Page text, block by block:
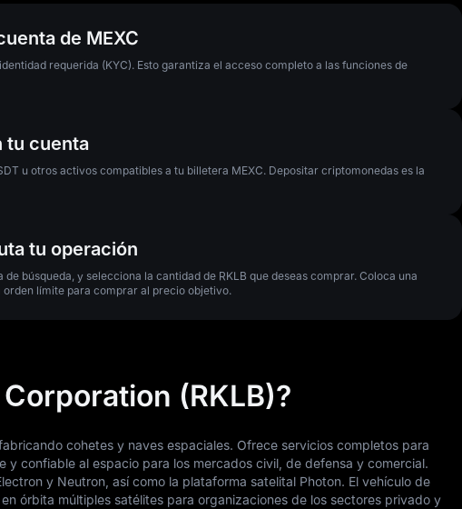
de MEXC
requerida (KYC). Esto garantiza el acceso completo a las funciones de
tu cuenta
u otros activos compatibles a tu billetera MEXC. Depositar criptomonedas es la
tu operación
búsqueda, y selecciona la cantidad de RKLB que deseas comprar. Coloca una
límite para comprar al precio objetivo.
(RKLB)?
cohetes y naves espaciales. Ofrece servicios completos para
y confiable al espacio para los mercados civil, de defensa y comercial.
y Neutron, así como la plataforma satelital Photon. El vehículo de
órbita múltiples satélites para organizaciones de los sectores privado y